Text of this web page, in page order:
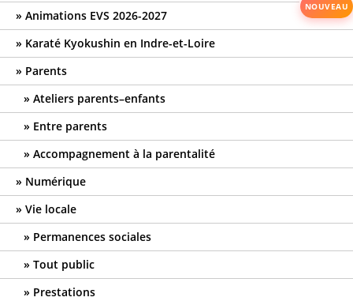
Animations EVS 2026-2027
Karaté Kyokushin en Indre-et-Loire
Parents
Ateliers parents–enfants
Entre parents
Accompagnement à la parentalité
Numérique
Vie locale
Permanences sociales
Tout public
Prestations